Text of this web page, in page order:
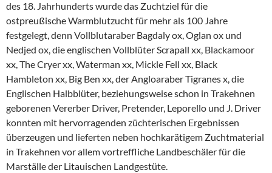
des 18. Jahrhunderts wurde das Zuchtziel für die
ostpreußische Warmblutzucht für mehr als 100 Jahre
festgelegt, denn Vollblutaraber Bagdaly ox, Oglan ox und
Nedjed ox, die englischen Vollblüter Scrapall xx, Blackamoor
xx, The Cryer xx, Waterman xx, Mickle Fell xx, Black
Hambleton xx, Big Ben xx, der Angloaraber Tigranes x, die
Englischen Halbblüter, beziehungsweise schon in Trakehnen
geborenen Vererber Driver, Pretender, Leporello und J. Driver
konnten mit hervorragenden züchterischen Ergebnissen
überzeugen und lieferten neben hochkarätigem Zuchtmaterial
in Trakehnen vor allem vortreffliche Landbeschäler für die
Marställe der Litauischen Landgestüte.